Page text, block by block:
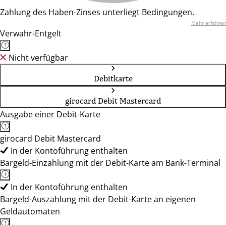
Zahlung des Haben-Zinses unterliegt Bedingungen.
Mehr erfahren
Verwahr-Entgelt
Nicht verfügbar
Debitkarte
girocard Debit Mastercard
Ausgabe einer Debit-Karte
girocard Debit Mastercard
In der Kontoführung enthalten
Bargeld-Einzahlung mit der Debit-Karte am Bank-Terminal
In der Kontoführung enthalten
Bargeld-Auszahlung mit der Debit-Karte an eigenen
Geldautomaten